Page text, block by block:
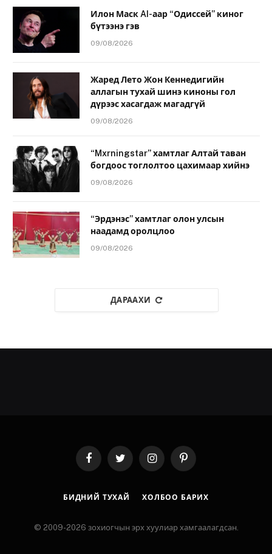
Илон Маск AI-аар “Одиссей” киног
бүтээнэ гэв
09/08/2026
Жаред Лето Жон Кеннедигийн
аллагын тухай шинэ киноны гол
дүрээс хасагдаж магадгүй
09/08/2026
“Mxrningstar” хамтлаг Алтай таван
богдоос тоглолтоо цахимаар хийнэ
09/08/2026
“Эрдэнэс” хамтлаг олон улсын
наадамд оролцлоо
09/08/2026
ДАРААХИ
FacebookTwitter InstagramPinterest
БИДНИЙ ТУХАЙ ХОЛБОО БАРИХ
© 2009-2026 зохиогчын эрх хуулиар хамгаалагдсан.